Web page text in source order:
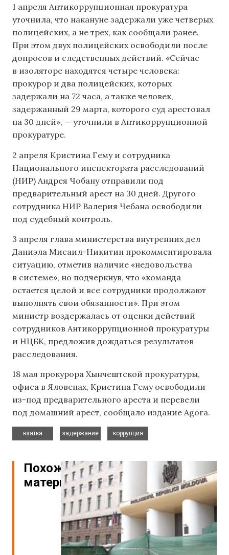
1 апреля Антикоррупционная прокуратура
уточнила, что накануне задержали уже четверых
полицейских, а не трех, как сообщали ранее.
При этом двух полицейских освободили после
допросов и следственных действий. «Сейчас
в изоляторе находятся четыре человека:
прокурор и два полицейских, которых
задержали на 72 часа, а также человек,
задержанный 29 марта, которого суд арестовал
на 30 дней», — уточнили в Антикоррупционной
прокуратуре.
2 апреля Кристина Гему и сотрудника
Национального инспектората расследований
(НИР) Андрея Чобану отправили под
предварительный арест на 30 дней. Другого
сотрудника НИР Валерия Чебана освободили
под судебный контроль.
3 апреля глава министерства внутренних дел
Даниэла Мисаил-Никитин прокомментировала
ситуацию, отметив наличие «недовольства
в системе», но подчеркнув, что «команда
остается целой и все сотрудники продолжают
выполнять свои обязанности». При этом
министр воздержалась от оценки действий
сотрудников Антикоррупционной прокуратуры
и НЦБК, предложив дождаться результатов
расследования.
18 мая прокурора Хынчештской прокуратуры,
офиса в Яловенах, Кристина Гему освободили
из-под предварительного ареста и перевели
под домашний арест, сообщало издание Agora.
взятка
задержание
коррупция
Похожие
материалы